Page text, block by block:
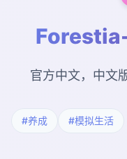
官方中文，中文
#养成 #模拟生活